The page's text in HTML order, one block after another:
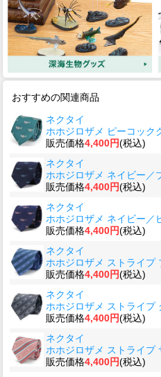
おすすめの関連商品
ネクタイ
ホホジロザメ ピーコック
販売価格4,400円(税込)
ネクタイ
ホホジロザメ ネイビー／
販売価格4,400円(税込)
ネクタイ
ホホジロザメ ネイビー／
販売価格4,400円(税込)
ネクタイ
ホホジロザメ ストライプ
販売価格4,400円(税込)
ネクタイ
ホホジロザメ ストライプ
販売価格4,400円(税込)
ネクタイ
ホホジロザメ ストライプ
販売価格4,400円(税込)